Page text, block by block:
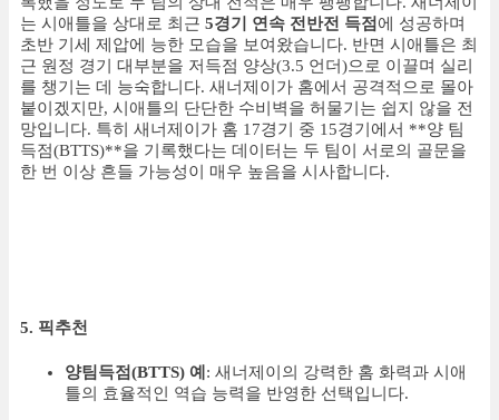
는 시애틀을 상대로 최근 5경기 연속 전반전 득점 에 성공하며
초반 기세 제압에 능한 모습을 보여왔습니다. 반면 시애틀은 최
근 원정 경기 대부분을 저득점 양상(3.5 언더)으로 이끌며 실리
를 챙기는 데 능숙합니다. 새너제이가 홈에서 공격적으로 몰아
붙이겠지만, 시애틀의 단단한 수비벽을 허물기는 쉽지 않을 전
망입니다. 특히 새너제이가 홈 17경기 중 15경기에서 **양 팀
득점(BTTS)**을 기록했다는 데이터는 두 팀이 서로의 골문을
한 번 이상 흔들 가능성이 매우 높음을 시사합니다.
5. 픽추천
양팀득점(BTTS) 예 : 새너제이의 강력한 홈 화력과 시애
틀의 효율적인 역습 능력을 반영한 선택입니다.